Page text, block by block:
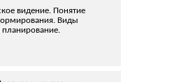
видение. Понятие
Виды
планирование.